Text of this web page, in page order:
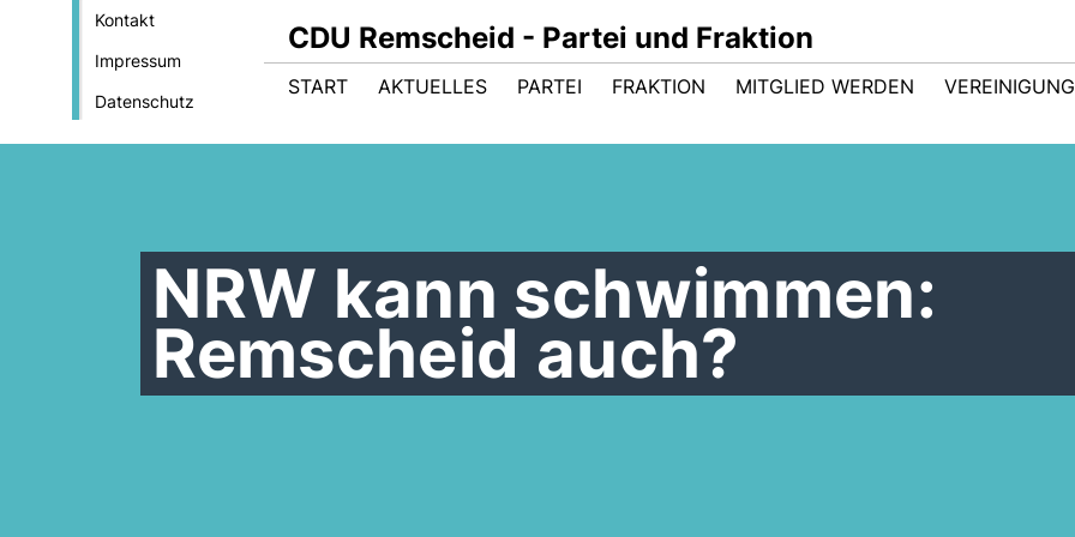
Kontakt
Impressum
Datenschutz
CDU Remscheid - Partei und Fraktion
START AKTUELLES PARTEI FRAKTION MITGLIED WERDEN
NRW kann schwimmen:
Remscheid auch?